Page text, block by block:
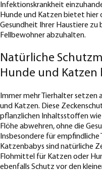
Infektionskrankheit
Hunde und Katzen bietet hier
Gesundheit Ihrer Haustiere zu
Fellbewohner abzuhalten.
Natürliche
Hunde und Katzen
Immer mehr Tierhalter
und Katzen. Diese
pflanzlichen Inhaltsstoffen wie
Flöhe abwehren, ohne die
Insbesondere für empfindliche
Katzenbabys sind natürliche
Flohmittel für Katzen oder
ebenfalls Schutz vor den